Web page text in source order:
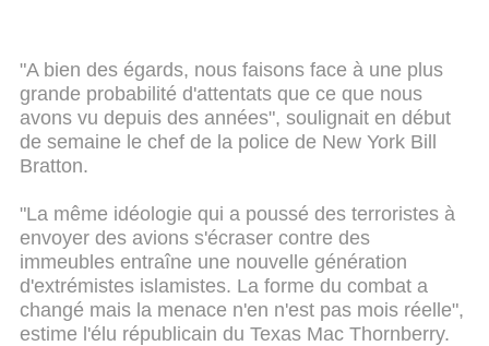
"A bien des égards, nous faisons face à une plus
grande probabilité d'attentats que ce que nous
avons vu depuis des années", soulignait en début
de semaine le chef de la police de New York Bill
Bratton.
"La même idéologie qui a poussé des terroristes à
envoyer des avions s'écraser contre des
immeubles entraîne une nouvelle génération
d'extrémistes islamistes. La forme du combat a
changé mais la menace n'en n'est pas mois réelle",
estime l'élu républicain du Texas Mac Thornberry.